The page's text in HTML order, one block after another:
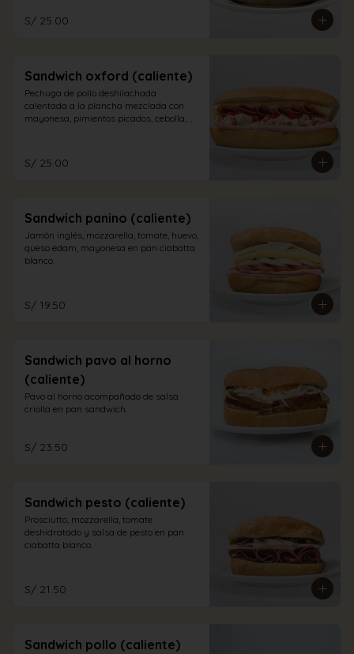
S/ 25.00
Sandwich oxford (caliente)
Pechuga de pollo deshilachada
calentada a la plancha mezclada con
mayonesa, pimientos picados, cebolla,
S/ 25.00
Sandwich panino (caliente)
Jamón inglés, mozzarella, tomate, huevo,
queso edam, mayonesa en pan ciabatta
blanco.
S/ 19.50
Sandwich pavo al horno
(caliente)
Pavo al horno acompañado de salsa
criolla en pan sandwich.
S/ 23.50
Sandwich pesto (caliente)
Prosciutto, mozzarella, tomate
deshidratado y salsa de pesto en pan
ciabatta blanco.
S/ 21.50
Sandwich pollo (caliente)